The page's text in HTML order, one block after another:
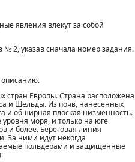
явления влекут за собой
№ 2, указав сначала номер задания.
описанию.
стран Европы. Страна расположена
и Шельды. Из почв, нанесенных
и обширная плоская низменность.
моря, и только на юге
и более. Береговая линия
За ними идут некогда
польдерами и защищенные